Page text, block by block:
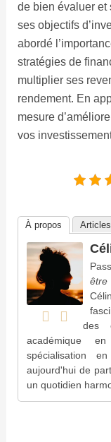
de bien évaluer et
ses objectifs
abordé
stratégies de
multiplier ses
rendement. En
mesure
vos
À propos
être
des
académique
spécialisation
aujourd'hui de
un quotidien